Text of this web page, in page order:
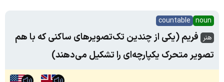
noun
countable
هنر فریم (یکی از چندین تک‌تصویرهای ساکنی که با هم
تصویر متحرک یکپارچه‌ای را تشکیل می‌دهند)